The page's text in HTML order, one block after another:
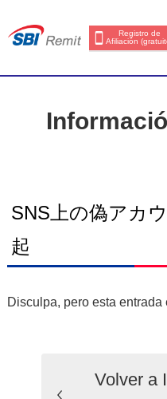
Registro de
Afiliación
SNS上の偽アカ
起
Disculpa, pero esta
Volver a